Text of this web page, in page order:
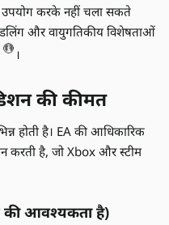
करके नहीं चला सकते
और वायुगतिकीय विशेषताओं
।
की कीमत
होती है। EA की आधिकारिक
करती है, जो Xbox और स्टीम
आवश्यकता है)